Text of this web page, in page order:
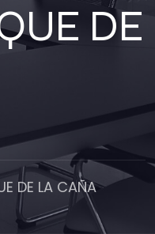
DE
DE LA CAÑA